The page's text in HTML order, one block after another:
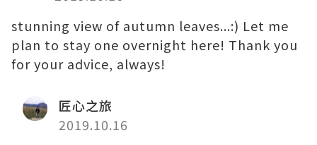
stunning view of autumn leaves...:) Let me
plan to stay one overnight here! Thank you
for your advice, always!
匠心之旅
2019.10.16